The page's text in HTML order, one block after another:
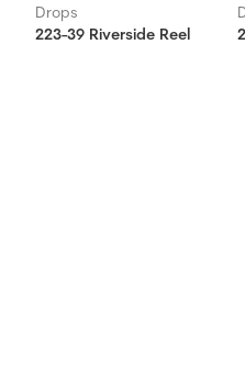
Drops
223-39 Riverside Reel